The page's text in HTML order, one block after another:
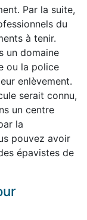
Par la suite,
du
à tenir.
un domaine
ou la police
enlèvement.
serait connu,
un centre
la
pouvez avoir
épavistes de